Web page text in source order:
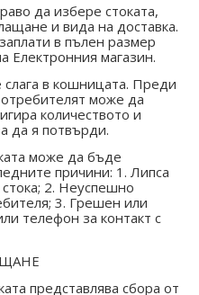
да избере стоката,
и вида на доставка.
в пълен размер
Електронния магазин.
слага в кошницата. Преди
може да
количеството и
да я потвърди.
може да бъде
причини: 1. Липса
2. Неуспешно
3. Грешен или
телефон за контакт с
представлява сбора от